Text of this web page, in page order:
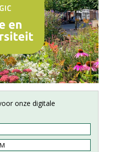
onze digitale